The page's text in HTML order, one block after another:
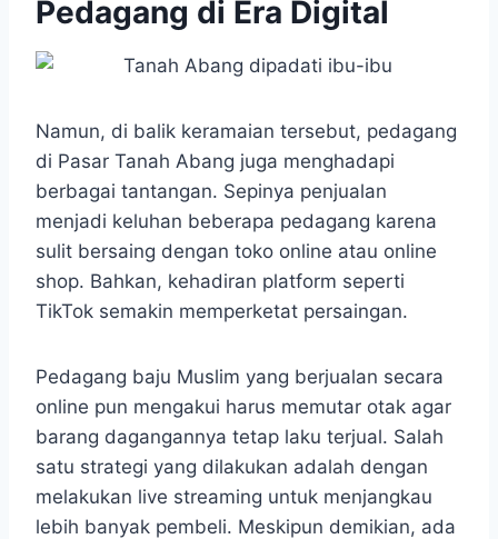
Pedagang di Era Digital
Namun, di balik keramaian tersebut, pedagang
di Pasar Tanah Abang juga menghadapi
berbagai tantangan. Sepinya penjualan
menjadi keluhan beberapa pedagang karena
sulit bersaing dengan toko online atau online
shop. Bahkan, kehadiran platform seperti
TikTok semakin memperketat persaingan.
Pedagang baju Muslim yang berjualan secara
online pun mengakui harus memutar otak agar
barang dagangannya tetap laku terjual. Salah
satu strategi yang dilakukan adalah dengan
melakukan live streaming untuk menjangkau
lebih banyak pembeli. Meskipun demikian, ada